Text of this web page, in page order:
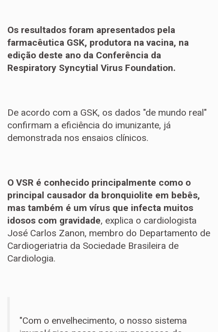
Os resultados foram apresentados pela
farmacêutica GSK, produtora na vacina, na
edição deste ano da Conferência da
Respiratory Syncytial Virus Foundation.
De acordo com a GSK, os dados "de mundo real"
confirmam a eficiência do imunizante, já
demonstrada nos ensaios clínicos.
O VSR é conhecido principalmente como o
principal causador da bronquiolite em bebês,
mas também é um vírus que infecta muitos
idosos com gravidade, explica o cardiologista
José Carlos Zanon, membro do Departamento de
Cardiogeriatria da Sociedade Brasileira de
Cardiologia.
"Com o envelhecimento, o nosso sistema